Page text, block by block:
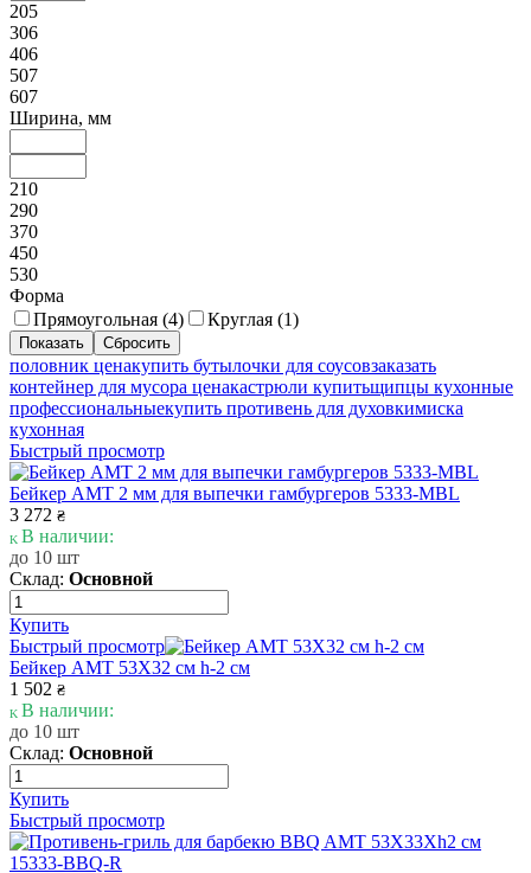
205
306
406
507
607
Ширина, мм
210
290
370
450
530
Форма
Прямоугольная (4) Круглая (1)
половник ценакупить бутылочки для соусовзаказать
контейнер для мусора ценакастрюли купитьщипцы кухонные
профессиональныекупить противень для духовкимиска
кухонная
Быстрый просмотр
Бейкер AMT 2 мм для выпечки гамбургеров 5333-MBL
3 272 ₴
В наличии:
до 10 шт
Склад: Основной
Купить
Быстрый просмотр
Бейкер AMT 53Х32 см h-2 см
1 502 ₴
В наличии:
до 10 шт
Склад: Основной
Купить
Быстрый просмотр